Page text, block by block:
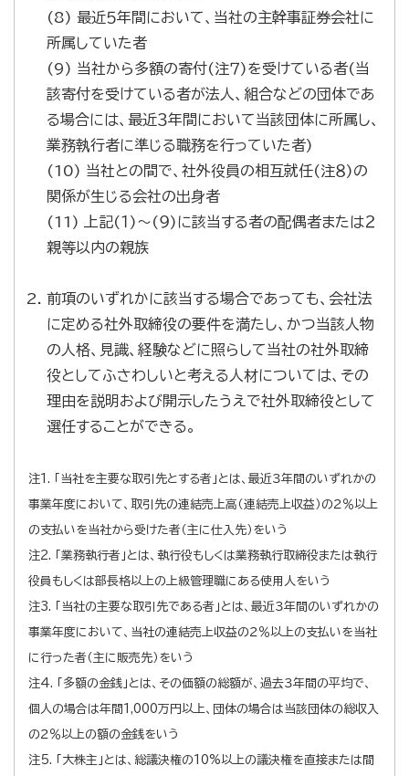
(8) 最近５年間において、当社の主幹事証券会社に
所属していた者
(9) 当社から多額の寄付(注７)を受けている者(当
該寄付を受けている者が法人、組合などの団体であ
る場合には、最近３年間において当該団体に所属し、
業務執行者に準じる職務を行っていた者)
(10) 当社との間で、社外役員の相互就任(注８)の
関係が生じる会社の出身者
(11) 上記(１)～(９)に該当する者の配偶者または２
親等以内の親族
前項のいずれかに該当する場合であっても、会社法
に定める社外取締役の要件を満たし、かつ当該人物
の人格、見識、経験などに照らして当社の社外取締
役としてふさわしいと考える人材については、その
理由を説明および開示したうえで社外取締役として
選任することができる。
注1. 「当社を主要な取引先とする者」とは、最近３年間のいずれかの
事業年度において、取引先の連結売上高（連結売上収益）の２％以上
の支払いを当社から受けた者（主に仕入先）をいう
注2. 「業務執行者」とは、執行役もしくは業務執行取締役または執行
役員もしくは部長格以上の上級管理職にある使用人をいう
注3. 「当社の主要な取引先である者」とは、最近３年間のいずれかの
事業年度において、当社の連結売上収益の２％以上の支払いを当社
に行った者（主に販売先）をいう
注4. 「多額の金銭」とは、その価額の総額が、過去３年間の平均で、
個人の場合は年間1,000万円以上、団体の場合は当該団体の総収入
の２％以上の額の金銭をいう
注5. 「大株主」とは、総議決権の10%以上の議決権を直接または間